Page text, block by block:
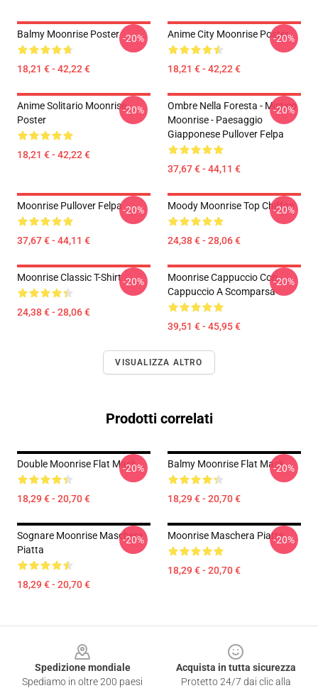
Balmy Moonrise Poster
18,21 € - 42,22 €
-20% Anime City Moonrise Poster
18,21 € - 42,22 €
-20%
Anime Solitario Moonrise
Poster
18,21 € - 42,22 €
-20%
Ombre Nella Foresta - Mistico
Moonrise - Paesaggio
Giapponese Pullover Felpa
37,67 € - 44,11 €
-20%
Moonrise Pullover Felpa
37,67 € - 44,11 €
-20% Moody Moonrise Top Chiffon
24,38 € - 28,06 €
-20%
Moonrise Classic T-Shirt
24,38 € - 28,06 €
-20%
Moonrise Cappuccio Con
Cappuccio A Scomparsa
39,51 € - 45,95 €
-20%
VISUALIZZA ALTRO
Prodotti correlati
Double Moonrise Flat Mask
18,29 € - 20,70 €
-20% Balmy Moonrise Flat Mask
18,29 € - 20,70 €
-20%
Sognare Moonrise Maschera
Piatta
18,29 € - 20,70 €
-20% Moonrise Maschera Piatta
18,29 € - 20,70 €
-20%
Spedizione mondiale
Spediamo in oltre 200 paesi
Acquista in tutta sicurezza
Protetto 24/7 dai clic alla